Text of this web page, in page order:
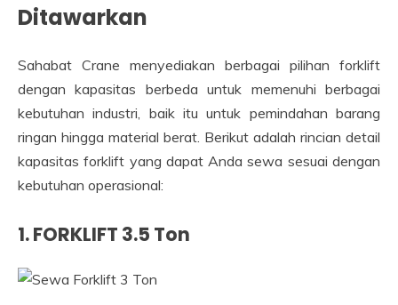
Ditawarkan
Sahabat Crane menyediakan berbagai pilihan forklift
dengan kapasitas berbeda untuk memenuhi berbagai
kebutuhan industri, baik itu untuk pemindahan barang
ringan hingga material berat. Berikut adalah rincian detail
kapasitas forklift yang dapat Anda sewa sesuai dengan
kebutuhan operasional:
1.FORKLIFT 3.5 Ton